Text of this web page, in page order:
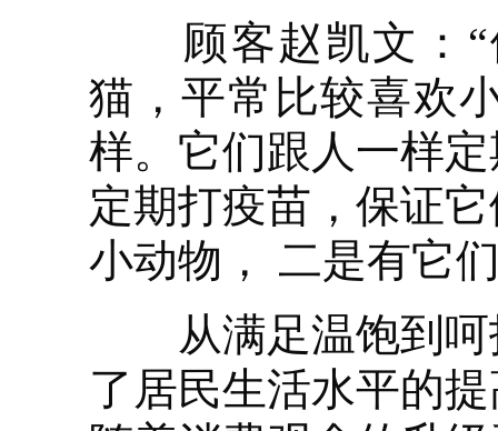
顾客赵凯文：“
猫，平常比较喜欢
样。它们跟人一样
定期打疫苗，保证
小动物， 二是有它
从满足温饱到呵
了居民生活水平的